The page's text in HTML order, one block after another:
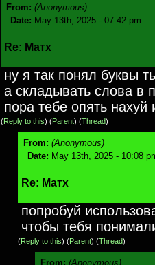
From: (Anonymous)
Date: May 13th, 2025 - 07:42 pm
Re: Матх
ну я так понял буквы
а складывать слова в
пора тебе опять нахуй
(Reply to this) (Parent) (Thread)
From: (Anonymous)
Date: May 13th, 2025 - 10:08
Re: Матх
попробуй
чтобы тебя
(Reply to this) (Parent) (Thread)
From: (Anonymous)